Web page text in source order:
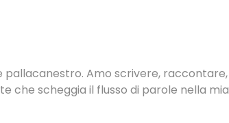
pallacanestro. Amo scrivere, raccontare,
che scheggia il flusso di parole nella mia